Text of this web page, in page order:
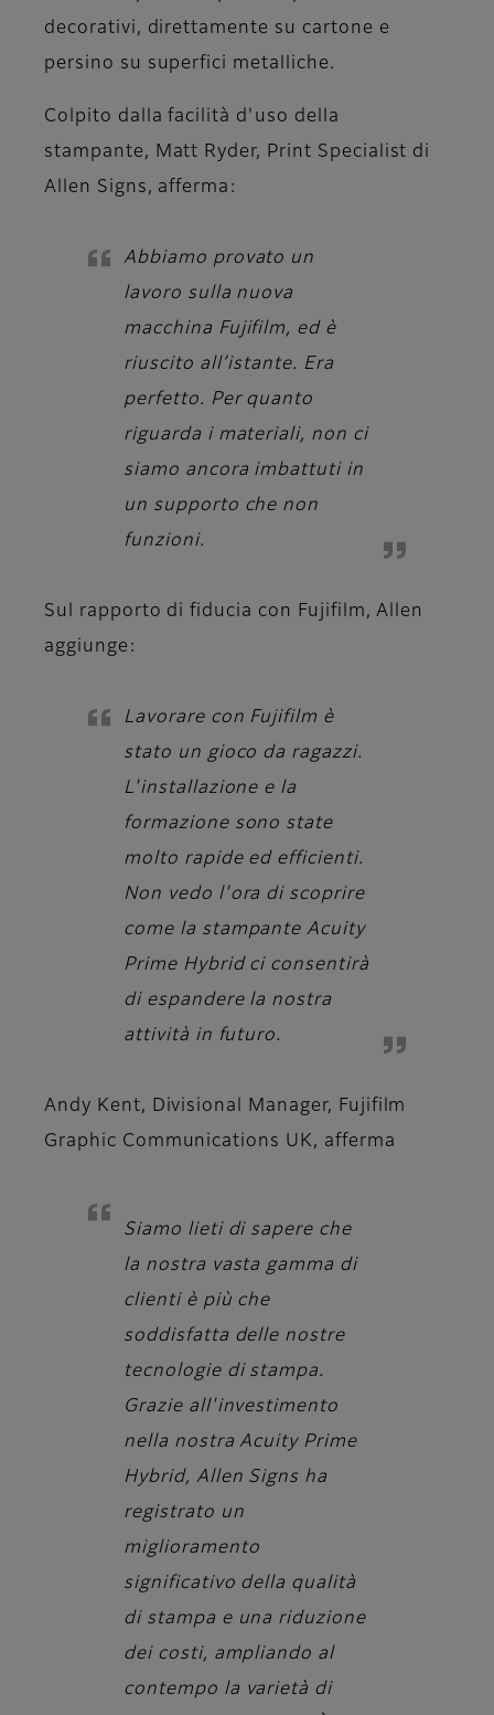
decorativi, direttamente su cartone e
persino su superfici metalliche.
Colpito dalla facilità d'uso della
stampante, Matt Ryder, Print Specialist di
Allen Signs, afferma:
Abbiamo provato un
lavoro sulla nuova
macchina Fujifilm, ed è
riuscito all’istante. Era
perfetto. Per quanto
riguarda i materiali, non ci
siamo ancora imbattuti in
un supporto che non
funzioni.
Sul rapporto di fiducia con Fujifilm,Allen
aggiunge:
Lavorare con Fujifilm è
stato un gioco da ragazzi.
L'installazione e la
formazione sono state
molto rapide ed efficienti.
Non vedo l'ora di scoprire
come la stampante Acuity
Prime Hybrid ci consentirà
di espandere la nostra
attività in futuro.
Andy Kent, Divisional Manager, Fujifilm
Graphic Communications UK, afferma
Siamo lieti di sapere che
la nostra vasta gamma di
clienti è più che
soddisfatta delle nostre
tecnologie di stampa.
Grazie all'investimento
nella nostra Acuity Prime
Hybrid, Allen Signs ha
registrato un
miglioramento
significativo della qualità
di stampa e una riduzione
dei costi, ampliando al
contempo la varietà di